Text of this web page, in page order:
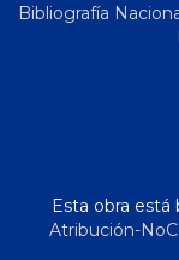
Bibliografía
Esta obra está
Atribución-